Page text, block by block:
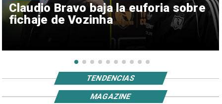
Claudio Bravo baja la euforia sobre
fichaje de Vozinha
TENDENCIAS
MAGAZINE